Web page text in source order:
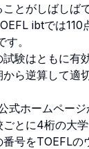
とがしばしば
ibtでは110
。
験はともに有
ら逆算して適
式ホームページ
とに4桁の大
号をTOEFLの